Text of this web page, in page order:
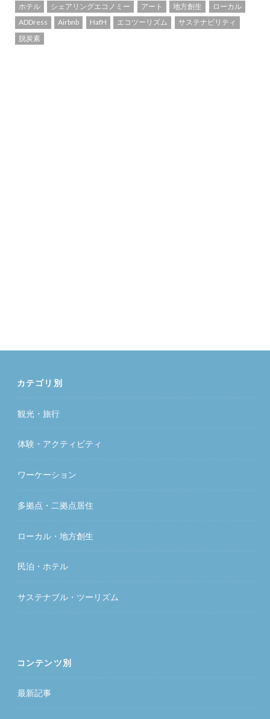
ホテル
シェアリングエコノミー アート 地方創生
ローカル
ADDress
Airbnb HafH エコツーリズム
サステナビリティ
脱炭素
カテゴリ別
観光・旅行
体験・アクティビティ
ワーケーション
多拠点・二拠点居住
ローカル・地方創生
民泊・ホテル
サステナブル・ツーリズム
コンテンツ別
最新記事